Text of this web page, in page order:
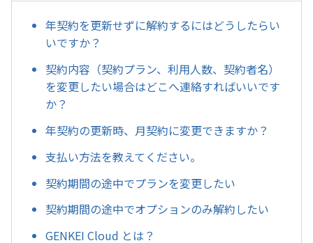
年契約を更新せずに解約するにはどうしたらい
いですか？
契約内容（契約プラン、利用人数、契約者名）
を変更したい場合はどこへ連絡すればいいです
か？
年契約の更新時、月契約に変更できますか？
支払い方法を教えてください。
契約期間の途中でプランを変更したい
契約期間の途中でオプションのみ解約したい
GENKEI Cloud とは？